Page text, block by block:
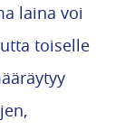
laina voi
toiselle